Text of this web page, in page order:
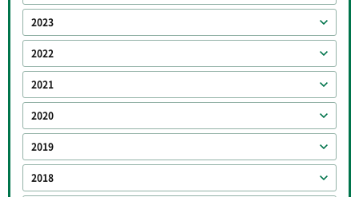
2023
2022
2021
2020
2019
2018